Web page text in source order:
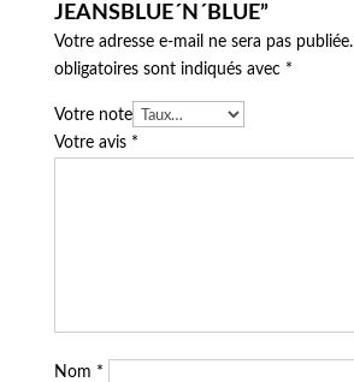
JEANSBLUE´N´BLUE”
Votre adresse e-mail ne sera pas publiée.
obligatoires sont indiqués avec *
Votre note
Votre avis *
Nom *